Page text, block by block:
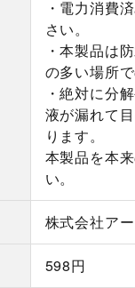
・電力消費
さい。
・本製品は
の多い場所
・絶対に分
液が漏れて
ります。
本製品を本
い。
株式会社ア
598円